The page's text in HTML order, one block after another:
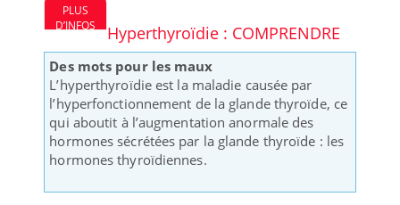
PLUS
D’INFOS
Hyperthyroïdie : COMPRENDRE
Des mots pour les maux
L’hyperthyroïdie est la maladie causée par
l’hyperfonctionnement de la glande thyroïde, ce
qui aboutit à l’augmentation anormale des
hormones sécrétées par la glande thyroïde : les
hormones thyroïdiennes.